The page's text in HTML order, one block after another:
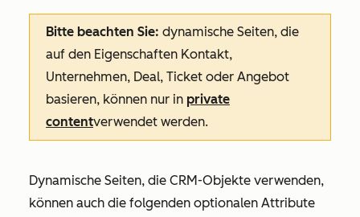
Bitte beachten Sie: dynamische Seiten, die
auf den Eigenschaften Kontakt,
Unternehmen, Deal, Ticket oder Angebot
basieren, können nur in private
contentverwendet werden.
Dynamische Seiten, die CRM-Objekte verwenden,
können auch die folgenden optionalen Attribute